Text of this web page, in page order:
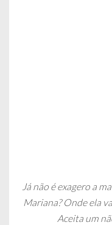
Já não é exagero a
Mariana? Onde ela
Aceita um